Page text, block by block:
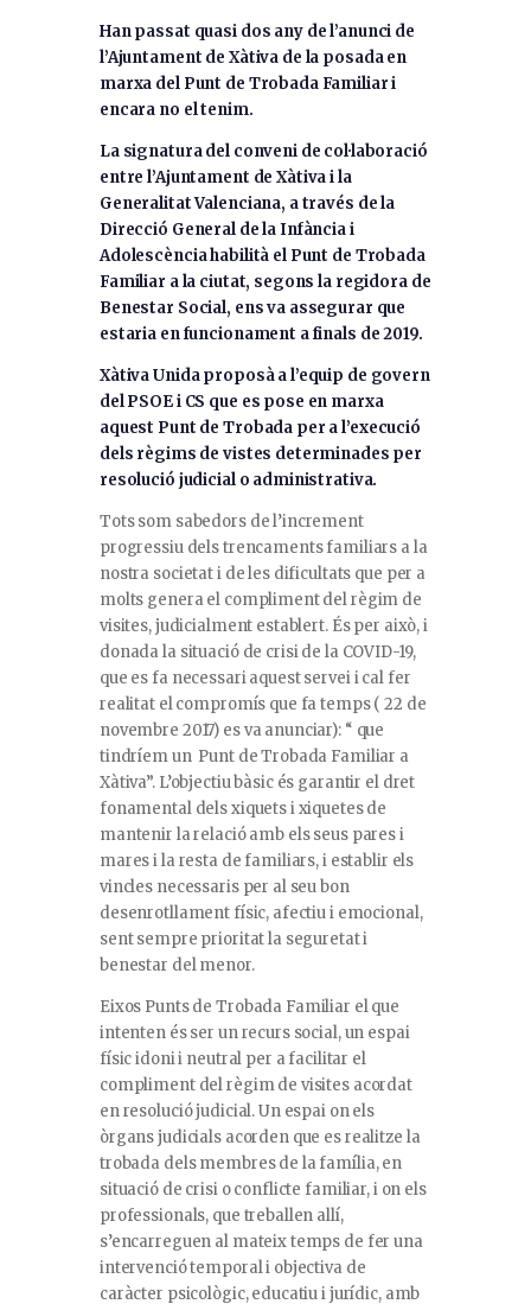
Han passat quasi dos any de l’anunci de
l’Ajuntament de Xàtiva de la posada en
marxa del Punt de Trobada Familiar i
encara no el tenim.
La signatura del conveni de col·laboració
entre l’Ajuntament de Xàtiva i la
Generalitat Valenciana, a través de la
Direcció General de la Infància i
Adolescència habilità el Punt de Trobada
Familiar a la ciutat, segons la regidora de
Benestar Social, ens va assegurar que
estaria en funcionament a finals de 2019.
Xàtiva Unida proposà a l’equip de govern
del PSOE i CS que es pose en marxa
aquest Punt de Trobada per a l’execució
dels règims de vistes determinades per
resolució judicial o administrativa.
Tots som sabedors de l’increment
progressiu dels trencaments familiars a la
nostra societat i de les dificultats que per a
molts genera el compliment del règim de
visites, judicialment establert. És per això, i
donada la situació de crisi de la COVID-19,
que es fa necessari aquest servei i cal fer
realitat el compromís que fa temps ( 22 de
novembre 2017) es va anunciar): “ que
tindríem un Punt de Trobada Familiar a
Xàtiva”. L’objectiu bàsic és garantir el dret
fonamental dels xiquets i xiquetes de
mantenir la relació amb els seus pares i
mares i la resta de familiars, i establir els
vincles necessaris per al seu bon
desenrotllament físic, afectiu i emocional,
sent sempre prioritat la seguretat i
benestar del menor.
Eixos Punts de Trobada Familiar el que
intenten és ser un recurs social, un espai
físic idoni i neutral per a facilitar el
compliment del règim de visites acordat
en resolució judicial. Un espai on els
òrgans judicials acorden que es realitze la
trobada dels membres de la família, en
situació de crisi o conflicte familiar, i on els
professionals, que treballen allí,
s’encarreguen al mateix temps de fer una
intervenció temporal i objectiva de
caràcter psicològic, educatiu i jurídic, amb